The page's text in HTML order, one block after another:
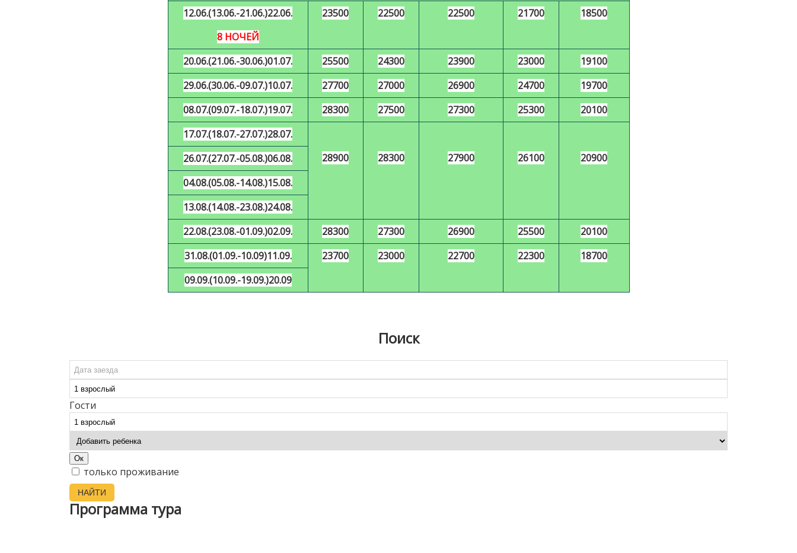
12.06.(13.06.-21.06.)22.06.
8 НОЧЕЙ
23500 22500 22500 21700 18500
20.06.(21.06.-30.06.)01.07. 25500 24300 23900 23000
19100
29.06.(30.06.-09.07.)10.07.
27700 27000 26900 24700
19700
08.07.(09.07.-18.07.)19.07.
28300 27500 27300 25300
20100
17.07.(18.07.-27.07.)28.07.
28900
28300 27900 26100 20900
26.07.(27.07.-05.08.)06.08.
04.08.(05.08.-14.08.)15.08.
13.08.(14.08.-23.08.)24.08.
22.08.(23.08.-01.09.)02.09.
28300 27300 26900 25500
20100
31.08.(01.09.-10.09)11.09.
23700 23000 22700 22300
18700
09.09.(10.09.-19.09.)20.09
Поиск
Гости
Ок
только проживание
НАЙТИ
Программа тура